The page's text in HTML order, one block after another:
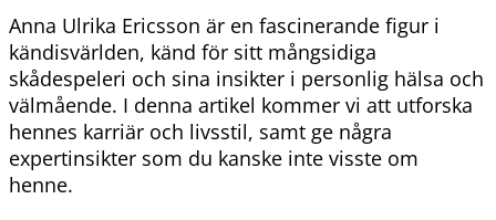
Anna Ulrika Ericsson är en fascinerande figur i
kändisvärlden, känd för sitt mångsidiga
skådespeleri och sina insikter i personlig hälsa och
välmående. I denna artikel kommer vi att utforska
hennes karriär och livsstil, samt ge några
expertinsikter som du kanske inte visste om
henne.